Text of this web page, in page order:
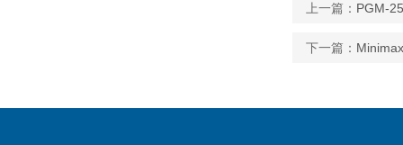
上一篇： PGM-
下一篇：